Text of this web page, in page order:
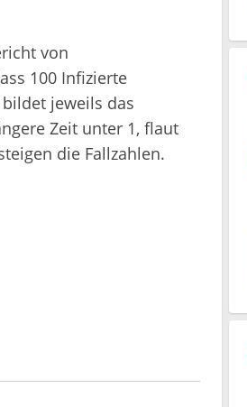
von
100 Infizierte
jeweils das
Zeit unter 1, flaut
die Fallzahlen.